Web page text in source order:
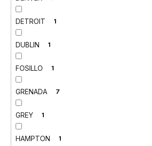
DETROIT 1
DUBLIN 1
FOSILLO 1
GRENADA 7
GREY 1
HAMPTON 1